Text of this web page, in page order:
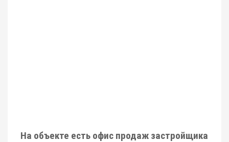
На объекте есть офис продаж застройщика